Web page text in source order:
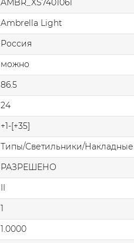
AMBR_XS7401061
Ambrella Light
Россия
можно
86.5
24
+1-[+35]
Типы/Светильники/
РАЗРЕШЕНО
II
1
1.0000